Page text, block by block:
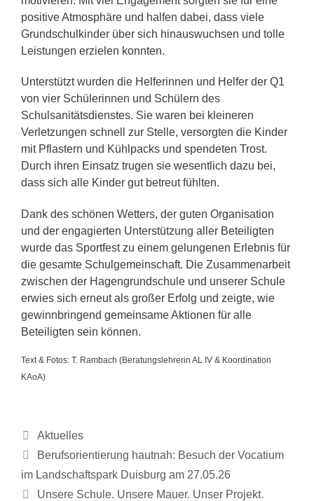
positive Atmosphäre und halfen dabei, dass viele
Grundschulkinder über sich hinauswuchsen und tolle
Leistungen erzielen konnten.
Unterstützt wurden die Helferinnen und Helfer der Q1
von vier Schülerinnen und Schülern des
Schulsanitätsdienstes. Sie waren bei kleineren
Verletzungen schnell zur Stelle, versorgten die Kinder
mit Pflastern und Kühlpacks und spendeten Trost.
Durch ihren Einsatz trugen sie wesentlich dazu bei,
dass sich alle Kinder gut betreut fühlten.
Dank des schönen Wetters, der guten Organisation
und der engagierten Unterstützung aller Beteiligten
wurde das Sportfest zu einem gelungenen Erlebnis für
die gesamte Schulgemeinschaft. Die Zusammenarbeit
zwischen der Hagengrundschule und unserer Schule
erwies sich erneut als großer Erfolg und zeigte, wie
gewinnbringend gemeinsame Aktionen für alle
Beteiligten sein können.
Text & Fotos: T. Rambach (Beratungslehrerin AL IV & Koordination
KAoA)
Kategorien
Aktuelles
Berufsorientierung hautnah: Besuch der Vocatium
im Landschaftspark Duisburg am 27.05.26
Unsere Schule. Unsere Mauer. Unser Projekt.